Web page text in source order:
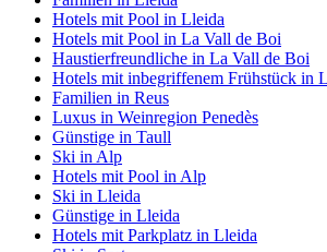
Hotels mit Pool in Lleida
Hotels mit Pool in La Vall de Boi
Haustierfreundliche in La Vall de Boi
Hotels mit inbegriffenem Frühstück in
Familien in Reus
Luxus in Weinregion Penedès
Günstige in Taull
Ski in Alp
Hotels mit Pool in Alp
Ski in Lleida
Günstige in Lleida
Hotels mit Parkplatz in Lleida